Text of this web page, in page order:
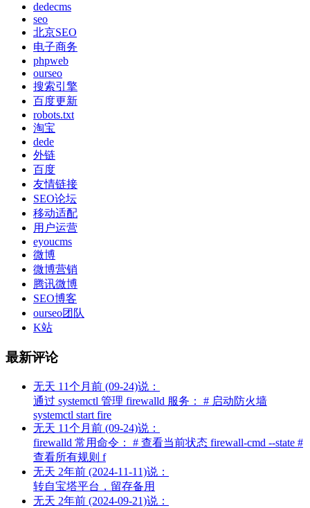
dedecms
seo
北京SEO
电子商务
phpweb
ourseo
搜索引擎
百度更新
robots.txt
淘宝
dede
外链
百度
友情链接
SEO论坛
移动适配
用户运营
eyoucms
微博
微博营销
腾讯微博
SEO博客
ourseo团队
K站
最新评论
无天 11个月前 (09-24)说：
通过 systemctl 管理 firewalld 服务： # 启动防火墙
systemctl start fire
无天 11个月前 (09-24)说：
firewalld 常用命令： # 查看当前状态 firewall-cmd --state #
查看所有规则 f
无天 2年前 (2024-11-11)说：
转自宝塔平台，留存备用
无天 2年前 (2024-09-21)说：